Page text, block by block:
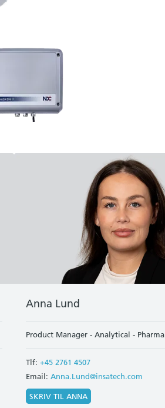
Anna Lund
Product Manager - Analytical - Pharma
Tlf: +45 2761 4507
Email: Anna.Lund@insatech.com
SKRIV TIL ANNA